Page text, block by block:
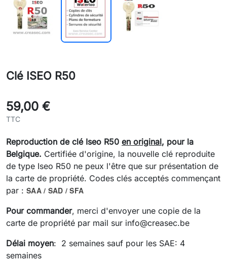
Clé ISEO R50
59,00 €
TTC
Reproduction de clé Iseo R50 en original, pour la
Belgique. Certifiée d'origine, la nouvelle clé reproduite
de type Iseo R50 ne peux l'être que sur présentation de
la carte de propriété. Codes clés acceptés commençant
par : SAA / SAD / SFA
Pour commander, merci d'envoyer une copie de la
carte de propriété par mail sur info@creasec.be
Délai moyen: 2 semaines sauf pour les SAE: 4
semaines